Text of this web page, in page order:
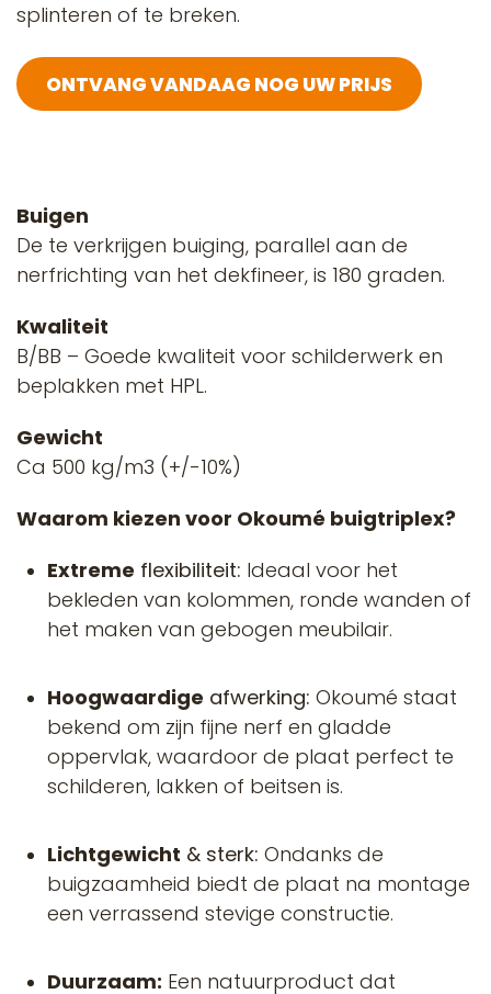
splinteren of te breken.
ONTVANG VANDAAG NOG UW PRIJS
Buigen
De te verkrijgen buiging, parallel aan de
nerfrichting van het dekfineer, is 180 graden.
Kwaliteit
B/BB – Goede kwaliteit voor schilderwerk en
beplakken met HPL.
Gewicht
Ca 500 kg/m3 (+/-10%)
Waarom kiezen voor Okoumé buigtriplex?
Extreme flexibiliteit: Ideaal voor het
bekleden van kolommen, ronde wanden of
het maken van gebogen meubilair.
Hoogwaardige afwerking: Okoumé staat
bekend om zijn fijne nerf en gladde
oppervlak, waardoor de plaat perfect te
schilderen, lakken of beitsen is.
Lichtgewicht & sterk: Ondanks de
buigzaamheid biedt de plaat na montage
een verrassend stevige constructie.
Duurzaam: Een natuurproduct dat